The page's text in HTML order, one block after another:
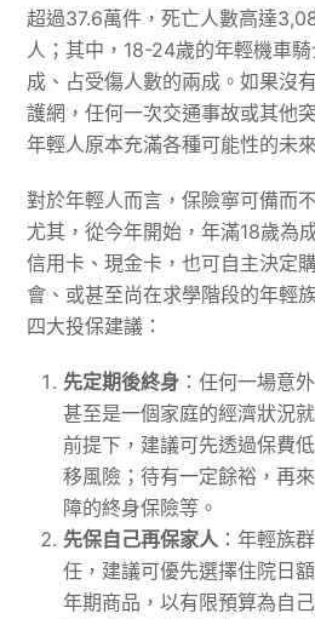
超過37.6萬件，死亡人數高達
人；其中，18-24歲的年輕機車
成、占受傷人數的兩成。如果沒
護網，任何一次交通事故或其他
年輕人原本充滿各種可能性的未
對於年輕人而言，保險寧可備而
尤其，從今年開始，年滿18歲為
信用卡、現金卡，也可自主決定
會、或甚至尚在求學階段的年輕
四大投保建議：
先定期後終身 ：任何一場意
甚至是一個家庭的經濟狀況
前提下，建議可先透過保費
移風險；待有一定餘裕，再
障的終身保險等。
先保自己再保家人 ：年輕族
任，建議可優先選擇住院日
年期商品，以有限預算為自